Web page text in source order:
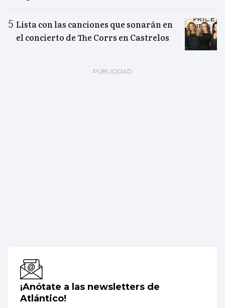
Lista con las canciones que sonarán en
el concierto de The Corrs en Castrelos
¡Anótate a las newsletters de
Atlántico!